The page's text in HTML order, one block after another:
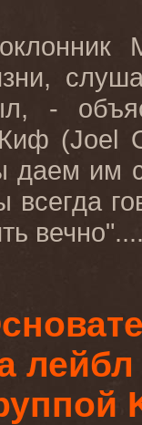
-
(Joel
даем им
всегда